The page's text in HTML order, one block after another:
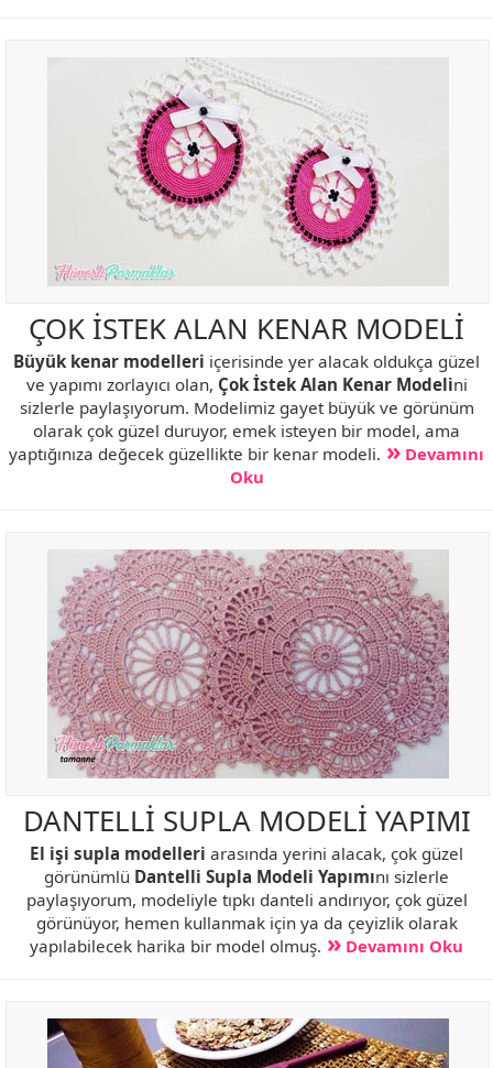
ÇOK İSTEK ALAN KENAR MODELİ
Büyük kenar modelleri içerisinde yer alacak oldukça güzel
ve yapımı zorlayıcı olan, Çok İstek Alan Kenar Modelini
sizlerle paylaşıyorum. Modelimiz gayet büyük ve görünüm
olarak çok güzel duruyor, emek isteyen bir model, ama
yaptığınıza değecek güzellikte bir kenar modeli.
Devamını
Oku
DANTELLİ SUPLA MODELİ YAPIMI
El işi supla modelleri arasında yerini alacak, çok güzel
görünümlü Dantelli Supla Modeli Yapımını sizlerle
paylaşıyorum, modeliyle tıpkı danteli andırıyor, çok güzel
görünüyor, hemen kullanmak için ya da çeyizlik olarak
yapılabilecek harika bir model olmuş.
Devamını Oku